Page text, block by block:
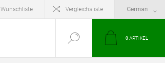
Wunschliste Vergleichsliste
0 ARTIKEL